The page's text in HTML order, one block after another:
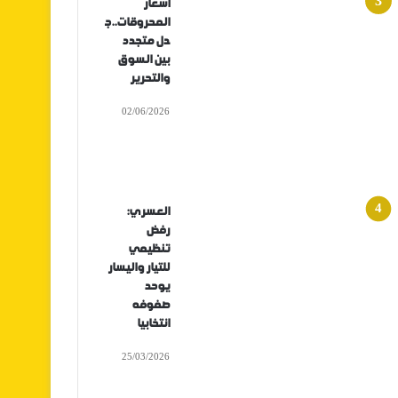
أسعار
المحروقات..ج
دل متجدد
بين السوق
والتحرير
02/06/2026
العسري:
رفض
تنظيمي
للتيار واليسار
يوحد
صفوفه
انتخابيا
25/03/2026